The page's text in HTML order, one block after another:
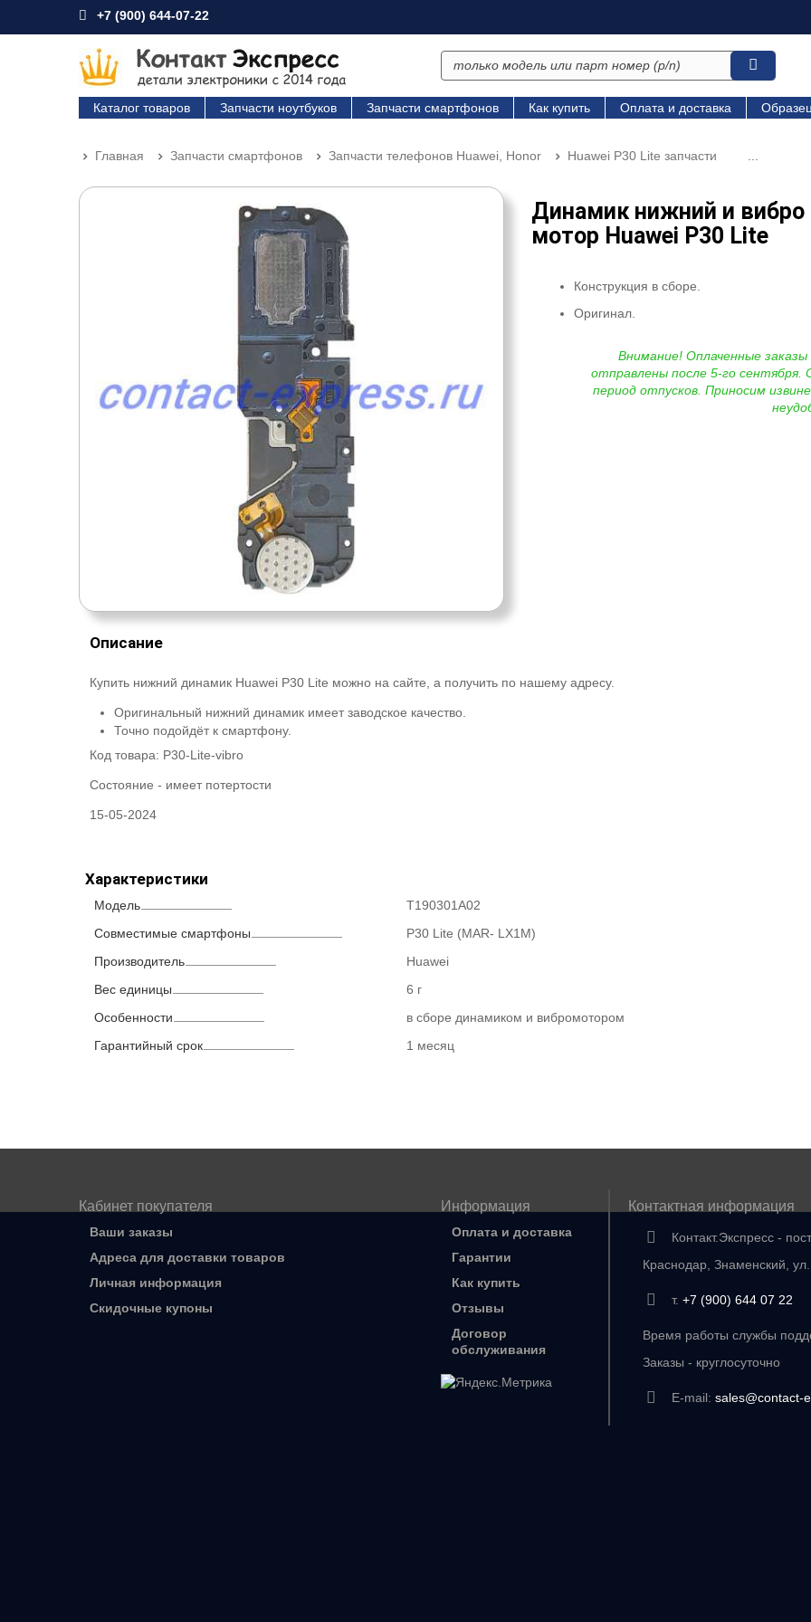
+7 (900) 644-07-22
Каталог товаров Запчасти ноутбуков Запчасти смартфонов Как купить Оплата и доставка
Главная Запчасти смартфонов Запчасти телефонов Huawei, Honor Huawei P30 Lite запчасти
Динамик нижний и вибро
мотор Huawei P30 Lite
Конструкция в сборе.
Оригинал.
Внимание! Оплаченные заказы
отправлены после 5-го сентября.
период отпусков. Приносим
Описание
Купить нижний динамик Huawei P30 Lite можно на сайте, а получить по нашему адресу.
Оригинальный нижний динамик имеет заводское качество.
Точно подойдёт к смартфону.
Код товара: P30-Lite-vibro
Состояние - имеет потертости
15-05-2024
Характеристики
Модель
T190301A02
Совместимые смартфоны
P30 Lite (MAR- LX1M)
Производитель
Huawei
Вес единицы
6 г
Особенности
в сборе динамиком и вибромотором
Гарантийный срок
1 месяц
Кабинет покупателя
Ваши заказы
Адреса для доставки товаров
Личная информация
Скидочные купоны
Информация
Оплата и доставка
Гарантии
Как купить
Отзывы
Договор
обслуживания
Контактная информация
Контакт.Экспресс -
Краснодар, Знаменский,
т. +7 (900) 644 07 22
Время работы службы
Заказы - круглосуточно
E-mail: sales@contact-